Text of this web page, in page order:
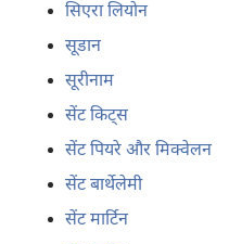
सिएरा लियोन
सूडान
सूरीनाम
सेंट किट्स
सेंट पियरे और मिक्वेलन
सेंट बार्थेलेमी
सेंट मार्टिन